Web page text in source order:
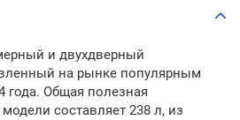
и двухдверный
на рынке популярным
года. Общая полезная
составляет 238 л, из